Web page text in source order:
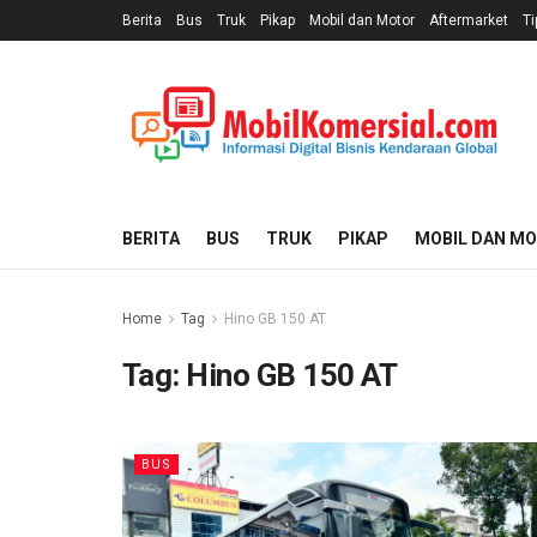
Berita Bus Truk Pikap Mobil dan Motor Aftermarket
BERITA BUS TRUK PIKAP MOBIL DAN
Home Tag Hino GB 150 AT
Tag: Hino GB 150 AT
BUS